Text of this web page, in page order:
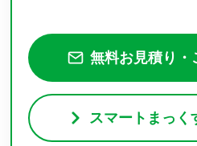
無料お見積り・
スマートまっく